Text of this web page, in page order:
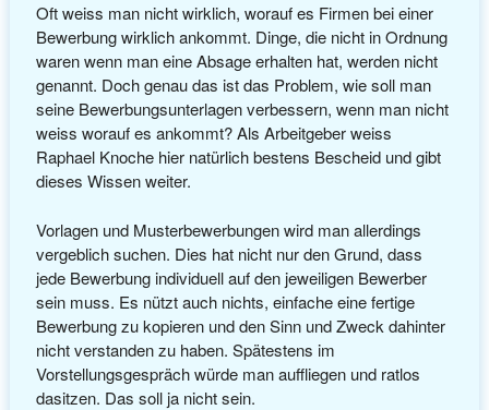
Oft weiss man nicht wirklich, worauf es Firmen bei einer
Bewerbung wirklich ankommt. Dinge, die nicht in Ordnung
waren wenn man eine Absage erhalten hat, werden nicht
genannt. Doch genau das ist das Problem, wie soll man
seine Bewerbungsunterlagen verbessern, wenn man nicht
weiss worauf es ankommt? Als Arbeitgeber weiss
Raphael Knoche hier natürlich bestens Bescheid und gibt
dieses Wissen weiter.
Vorlagen und Musterbewerbungen wird man allerdings
vergeblich suchen. Dies hat nicht nur den Grund, dass
jede Bewerbung individuell auf den jeweiligen Bewerber
sein muss. Es nützt auch nichts, einfache eine fertige
Bewerbung zu kopieren und den Sinn und Zweck dahinter
nicht verstanden zu haben. Spätestens im
Vorstellungsgespräch würde man auffliegen und ratlos
dasitzen. Das soll ja nicht sein.